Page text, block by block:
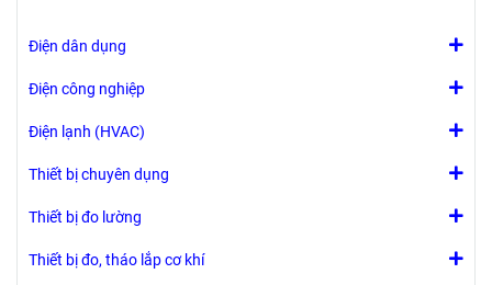
Điện dân dụng
Điện công nghiệp
Điện lạnh (HVAC)
Thiết bị chuyên dụng
Thiết bị đo lường
Thiết bị đo, tháo lắp cơ khí